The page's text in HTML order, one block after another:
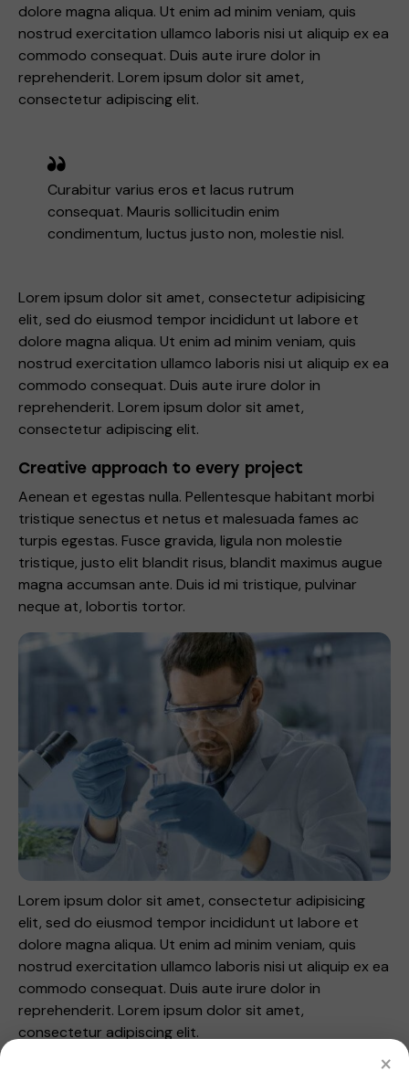
dolore magna aliqua. Ut enim ad minim veniam, quis
nostrud exercitation ullamco laboris nisi ut aliquip ex ea
commodo consequat. Duis aute irure dolor in
reprehenderit. Lorem ipsum dolor sit amet,
consectetur adipiscing elit.
Curabitur varius eros et lacus rutrum
consequat. Mauris sollicitudin enim
condimentum, luctus justo non, molestie nisl.
Lorem ipsum dolor sit amet, consectetur adipisicing
elit, sed do eiusmod tempor incididunt ut labore et
dolore magna aliqua. Ut enim ad minim veniam, quis
nostrud exercitation ullamco laboris nisi ut aliquip ex ea
commodo consequat. Duis aute irure dolor in
reprehenderit. Lorem ipsum dolor sit amet,
consectetur adipiscing elit.
Creative approach to every project
Aenean et egestas nulla. Pellentesque habitant morbi
tristique senectus et netus et malesuada fames ac
turpis egestas. Fusce gravida, ligula non molestie
tristique, justo elit blandit risus, blandit maximus augue
magna accumsan ante. Duis id mi tristique, pulvinar
neque at, lobortis tortor.
Lorem ipsum dolor sit amet, consectetur adipisicing
elit, sed do eiusmod tempor incididunt ut labore et
dolore magna aliqua. Ut enim ad minim veniam, quis
nostrud exercitation ullamco laboris nisi ut aliquip ex ea
commodo consequat. Duis aute irure dolor in
reprehenderit. Lorem ipsum dolor sit amet,
consectetur adipiscing elit.
Etiam vitae leo et diam pellentesque porta. Sed eleifend
×